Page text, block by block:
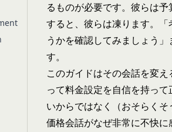
るものが必要です。彼らは
すると、彼らは凍ります。
うかを確認してみましょう
す。
このガイドはその会話を変
って料金設定を自信を持っ
いからではなく（おそらくそ
価格会話がなぜ非常に不快に